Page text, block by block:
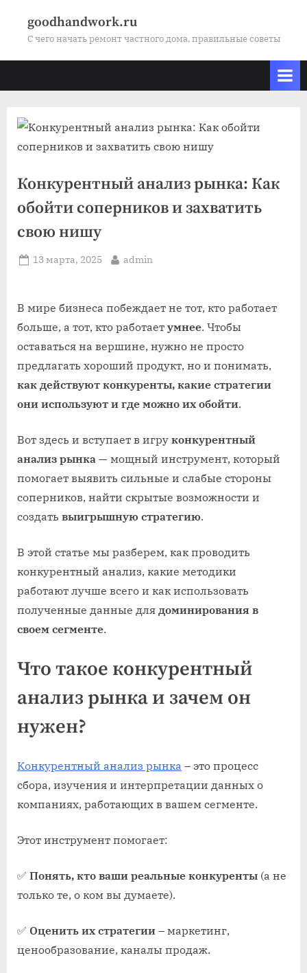
goodhandwork.ru
С чего начать ремонт частного дома, правильные советы
Конкурентный анализ рынка: Как
обойти соперников и захватить
свою нишу
Posted
13 марта, 2025 By
admin
В мире бизнеса побеждает не тот, кто работает
больше, а тот, кто работает умнее. Чтобы
оставаться на вершине, нужно не просто
предлагать хороший продукт, но и понимать,
как действуют конкуренты, какие стратегии
они используют и где можно их обойти.
Вот здесь и вступает в игру конкурентный
анализ рынка — мощный инструмент, который
помогает выявить сильные и слабые стороны
соперников, найти скрытые возможности и
создать выигрышную стратегию.
В этой статье мы разберем, как проводить
конкурентный анализ, какие методики
работают лучше всего и как использовать
полученные данные для доминирования в
своем сегменте.
Что такое конкурентный
анализ рынка и зачем он
нужен?
Конкурентный анализ рынка – это процесс
сбора, изучения и интерпретации данных о
компаниях, работающих в вашем сегменте.
Этот инструмент помогает:
✅ Понять, кто ваши реальные конкуренты (а не
только те, о ком вы думаете).
✅ Оценить их стратегии – маркетинг,
ценообразование, каналы продаж.